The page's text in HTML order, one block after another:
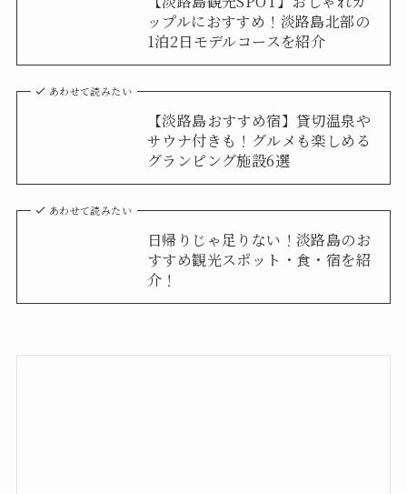
ップルにおすすめ！淡路島北部の
1泊2日モデルコースを紹介
あわせて読みたい
【淡路島おすすめ宿】貸切温泉や
サウナ付きも！グルメも楽しめる
グランピング施設6選
あわせて読みたい
日帰りじゃ足りない！淡路島のお
すすめ観光スポット・食・宿を紹
介！